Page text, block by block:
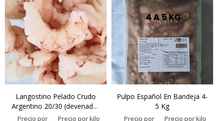
Langostino Pelado Crudo
Argentino 20/30 (devenado)
- 12 Kg
Pulpo Español En Bandeja 4-
5 Kg